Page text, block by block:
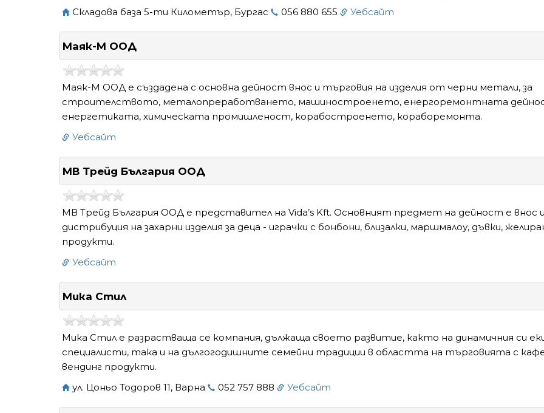
Складова база 5-ти Километър, Бургас
056 880 655 Уебсайт
Маяк-М ООД
Маяк-М ООД е създадена с основна дейност внос и търговия на изделия от черни метали, за
строителството, металопреработването, машиностроенето, енергоремонтната
енергетиката, химическата промишленост, корабостроенето, кораборемонта.
Уебсайт
МВ Трейд България ООД
МВ Трейд България ООД e представител на Vida’s Kft. Основният предмет на дейност е внос
дистрибуция на захарни изделия за деца - играчки с бонбони, близалки, маршмалоу, дъвки,
продукти.
Уебсайт
Мика Стил
Мика Стил е разрастваща се компания, дължаща своето развитие, както на динамичния си
специалисти, така и на дългогодишните семейни традиции в областта на търговията с
вендинг продукти.
ул. Цоньо Тодоров 11, Варна
052 757 888 Уебсайт